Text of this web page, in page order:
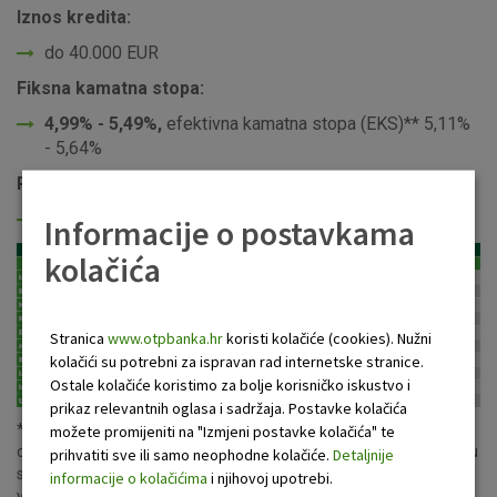
Iznos kredita:
do 40.000 EUR
Fiksna kamatna stopa:
4,99% - 5,49%, efektivna kamatna stopa (EKS)** 5,11%
- 5,64%
Rok otplate
do 10 godina
** Efektivna kamatna stopa (EKS) izračunata je na iznos kredita
od 15.000 EUR, uz rok otplate od 7 godina uz pripadajuću kamatnu
stopu. U ukupan iznos za plaćanje i EKS uključeni su troškovi
Informacije o postavkama
kolačića
Stranica www.otpbanka.hrkoristi kolačiće (cookies). Nužni
kolačići su potrebni za ispravan rad internetske stranice.
Ostale kolačiće koristimo za bolje korisničko iskustvo i
prikaz relevantnih oglasa i sadržaja. Postavke kolačića
možete promijeniti na "Izmjeni postavke kolačića" te
prihvatiti sve ili samo neophodne kolačiće. Detaljnije
informacije o kolačićima i njihovoj upotrebi.